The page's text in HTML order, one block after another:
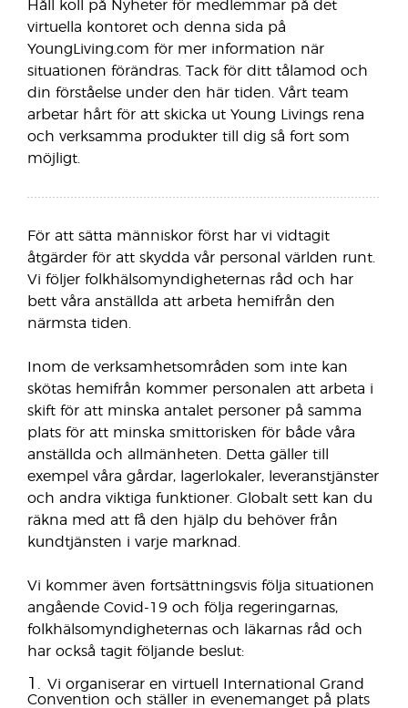
Håll koll på Nyheter för medlemmar på det
virtuella kontoret och denna sida på
YoungLiving.com för mer information när
situationen förändras. Tack för ditt tålamod och
din förståelse under den här tiden. Vårt team
arbetar hårt för att skicka ut Young Livings rena
och verksamma produkter till dig så fort som
möjligt.
För att sätta människor först har vi vidtagit
åtgärder för att skydda vår personal världen runt.
Vi följer folkhälsomyndigheternas råd och har
bett våra anställda att arbeta hemifrån den
närmsta tiden.
Inom de verksamhetsområden som inte kan
skötas hemifrån kommer personalen att arbeta i
skift för att minska antalet personer på samma
plats för att minska smittorisken för både våra
anställda och allmänheten. Detta gäller till
exempel våra gårdar, lagerlokaler, leveranstjänster
och andra viktiga funktioner. Globalt sett kan du
räkna med att få den hjälp du behöver från
kundtjänsten i varje marknad.
Vi kommer även fortsättningsvis följa situationen
angående Covid-19 och följa regeringarnas,
folkhälsomyndigheternas och läkarnas råd och
har också tagit följande beslut:
1. Vi organiserar en virtuell International Grand
Convention och ställer in evenemanget på plats